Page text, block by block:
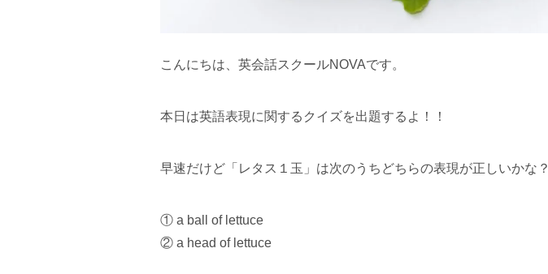
こんにちは、英会話スクールNOVAです。
本日は英語表現に関するクイズを出題するよ！！
早速だけど「レタス１玉」は次のうちどちらの表現が正しいかな？
① a ball of lettuce
② a head of lettuce